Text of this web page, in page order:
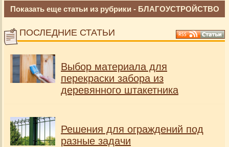
Показать еще статьи из рубрики - БЛАГОУСТРОЙСТВО
ПОСЛЕДНИЕ СТАТЬИ
Выбор материала для
перекраски забора из
деревянного штакетника
Решения для ограждений под
разные задачи